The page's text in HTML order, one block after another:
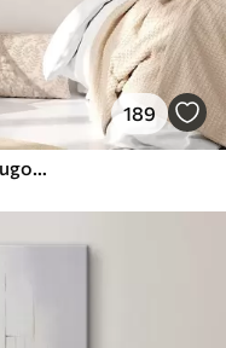
189
Tájkép festmény egy vitorlással a nyugodt tengeren, narancssárga és sárga égbolt, távoli hegyek